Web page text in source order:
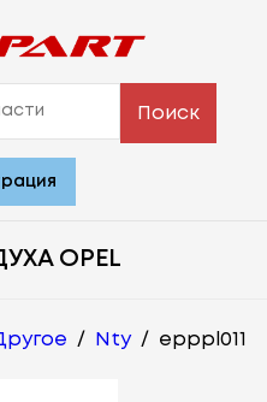
Поиск
OPEL
/ Nty / epppl011